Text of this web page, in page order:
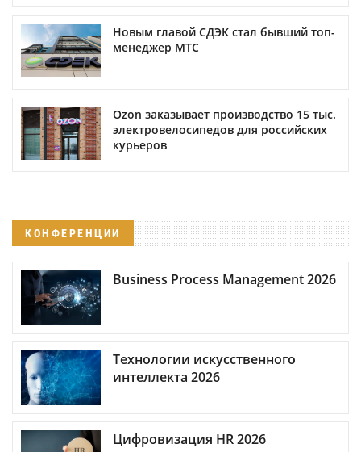
Новым главой СДЭК стал бывший топ-
менеджер МТС
Ozon заказывает производство 15 тыс.
электровелосипедов для российских
курьеров
КОНФЕРЕНЦИИ
Business Process Management 2026
Технологии искусственного
интеллекта 2026
Цифровизация HR 2026